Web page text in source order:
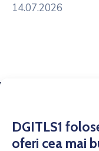
DGITLS1
oferi cea mai
14.07.2026